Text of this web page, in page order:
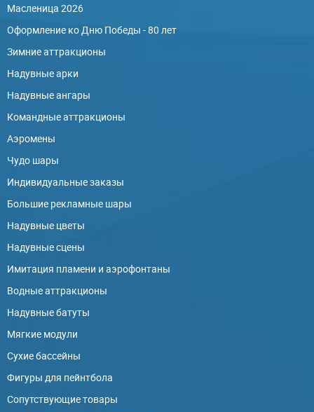
Масленица 2026
Оформление ко Дню Победы - 80 лет
Зимние аттракционы
Надувные арки
Надувные ангары
Командные аттракционы
Аэромены
Чудо шары
Индивидуальные заказы
Большие рекламные шары
Надувные цветы
Надувные сцены
Имитация пламени и аэрофонтаны
Водные аттракционы
Надувные батуты
Мягкие модули
Сухие бассейны
Фигуры для пейнтбола
Сопутствующие товары